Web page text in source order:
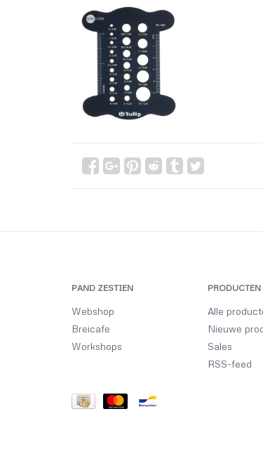
PAND ZESTIEN
Webshop
Breicafe
Workshops
PRODUCTEN
Alle
Nieuwe
Sales
RSS-feed